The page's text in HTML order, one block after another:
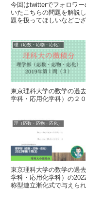
今回はtwitterでフォロワ
いたこちらの問題を解説
題を扱ってほしいなどご
理（応数・応物・応化）
東京理科大学の数学の過
学科・応用化学科）の２
理（応数・応物・応化）
東京理科大学の数学の過
学科・応用化学科）の2022年第１問(3) の問
称型連立漸化式で与えら